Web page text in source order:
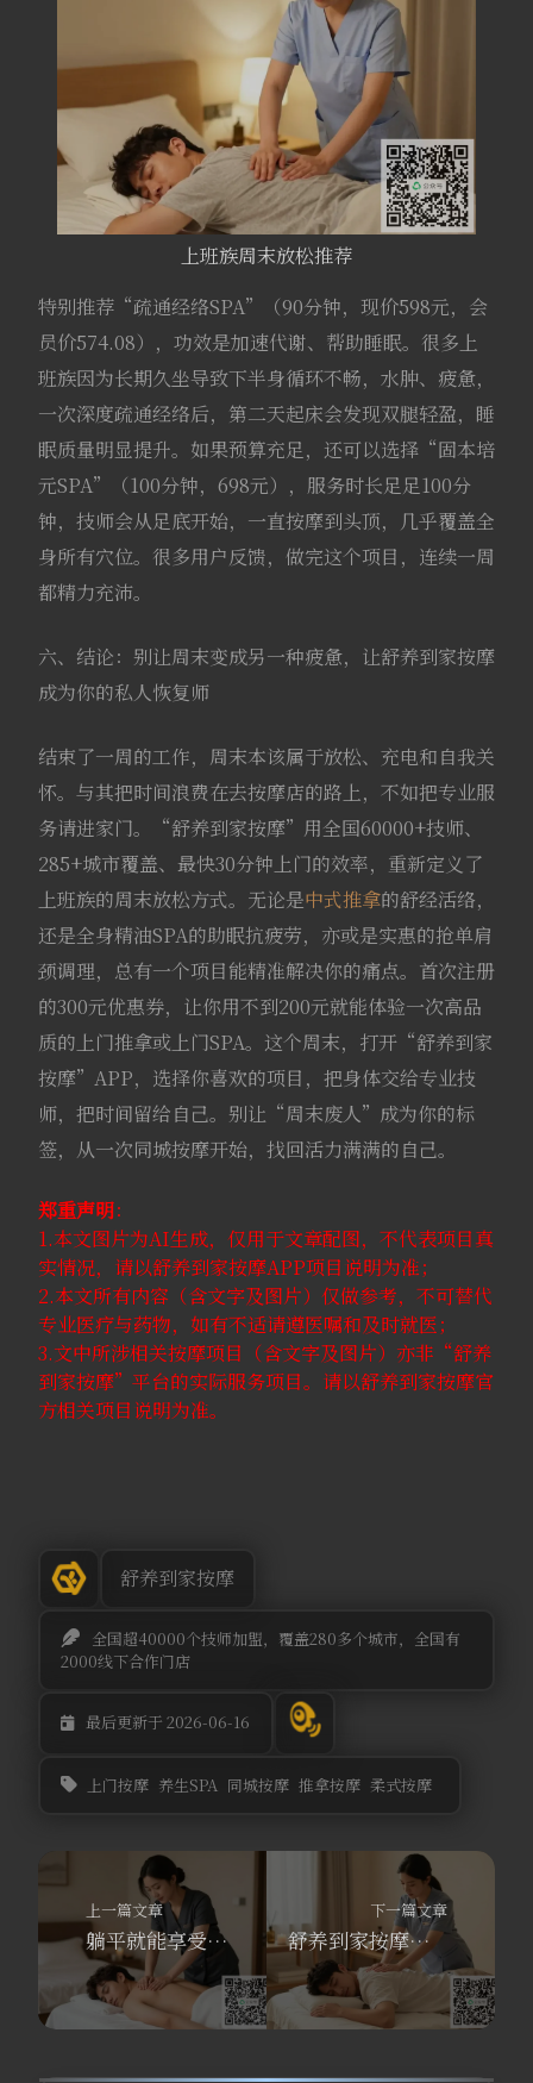
上班族周末放松推荐
特别推荐“疏通经络SPA”（90分钟，现价598元，会
员价574.08），功效是加速代谢、帮助睡眠。很多上
班族因为长期久坐导致下半身循环不畅，水肿、疲惫，
一次深度疏通经络后，第二天起床会发现双腿轻盈，睡
眠质量明显提升。如果预算充足，还可以选择“固本培
元SPA”（100分钟，698元），服务时长足足100分
钟，技师会从足底开始，一直按摩到头顶，几乎覆盖全
身所有穴位。很多用户反馈，做完这个项目，连续一周
都精力充沛。
六、结论：别让周末变成另一种疲惫，让舒养到家按摩
成为你的私人恢复师
结束了一周的工作，周末本该属于放松、充电和自我关
怀。与其把时间浪费在去按摩店的路上，不如把专业服
务请进家门。“舒养到家按摩”用全国60000+技师、
285+城市覆盖、最快30分钟上门的效率，重新定义了
上班族的周末放松方式。无论是中式推拿的舒经活络，
还是全身精油SPA的助眠抗疲劳，亦或是实惠的抢单肩
颈调理，总有一个项目能精准解决你的痛点。首次注册
的300元优惠券，让你用不到200元就能体验一次高品
质的上门推拿或上门SPA。这个周末，打开“舒养到家
按摩”APP，选择你喜欢的项目，把身体交给专业技
师，把时间留给自己。别让“周末废人”成为你的标
签，从一次同城按摩开始，找回活力满满的自己。
郑重声明：
1.本文图片为AI生成，仅用于文章配图，不代表项目真
实情况，请以舒养到家按摩APP项目说明为准；
2.本文所有内容（含文字及图片）仅做参考，不可替代
专业医疗与药物，如有不适请遵医嘱和及时就医；
3.文中所涉相关按摩项目（含文字及图片）亦非“舒养
到家按摩”平台的实际服务项目。请以舒养到家按摩官
方相关项目说明为准。
舒养到家按摩
全国超40000个技师加盟，覆盖280多个城市，全国有
2000线下合作门店
最后更新于 2026-06-16
上门按摩 养生SPA 同城按摩 推拿按摩 柔式按摩
上一篇文章
躺平就能享受专业按摩？舒养到家按摩同城上门，新用户注册送300元！
下一篇文章
舒养到家按摩：30分钟上门SPA，为何成为压力管理新宠？